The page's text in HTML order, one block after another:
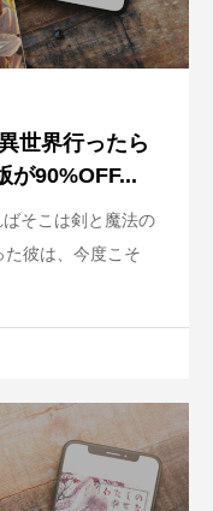
世界行ったら
が90%OFF...
そこは剣と魔法の
彼は、今度こそ